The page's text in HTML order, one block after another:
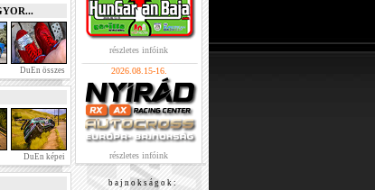
DuEn összes
DuEn képei
részletes infóink
2026.08.15-16.
részletes infóink
b a j n o k s á g o k :